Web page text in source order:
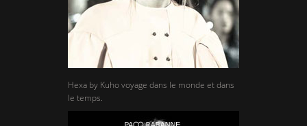
Hexa by Kuho voyage dans le monde et dans
le temps.